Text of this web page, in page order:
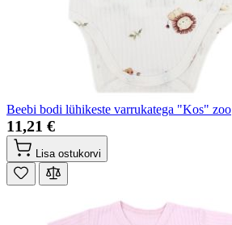
Beebi bodi lühikeste varrukatega "Kos" zoo
11,21 €
Lisa ostukorvi